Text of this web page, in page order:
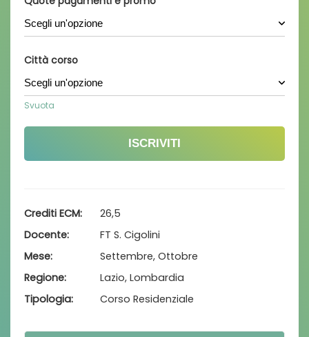
Città corso
Svuota
ISCRIVITI
Crediti ECM
26,5
Docente
FT S. Cigolini
Mese
Settembre, Ottobre
Regione
Lazio, Lombardia
Tipologia
Corso Residenziale